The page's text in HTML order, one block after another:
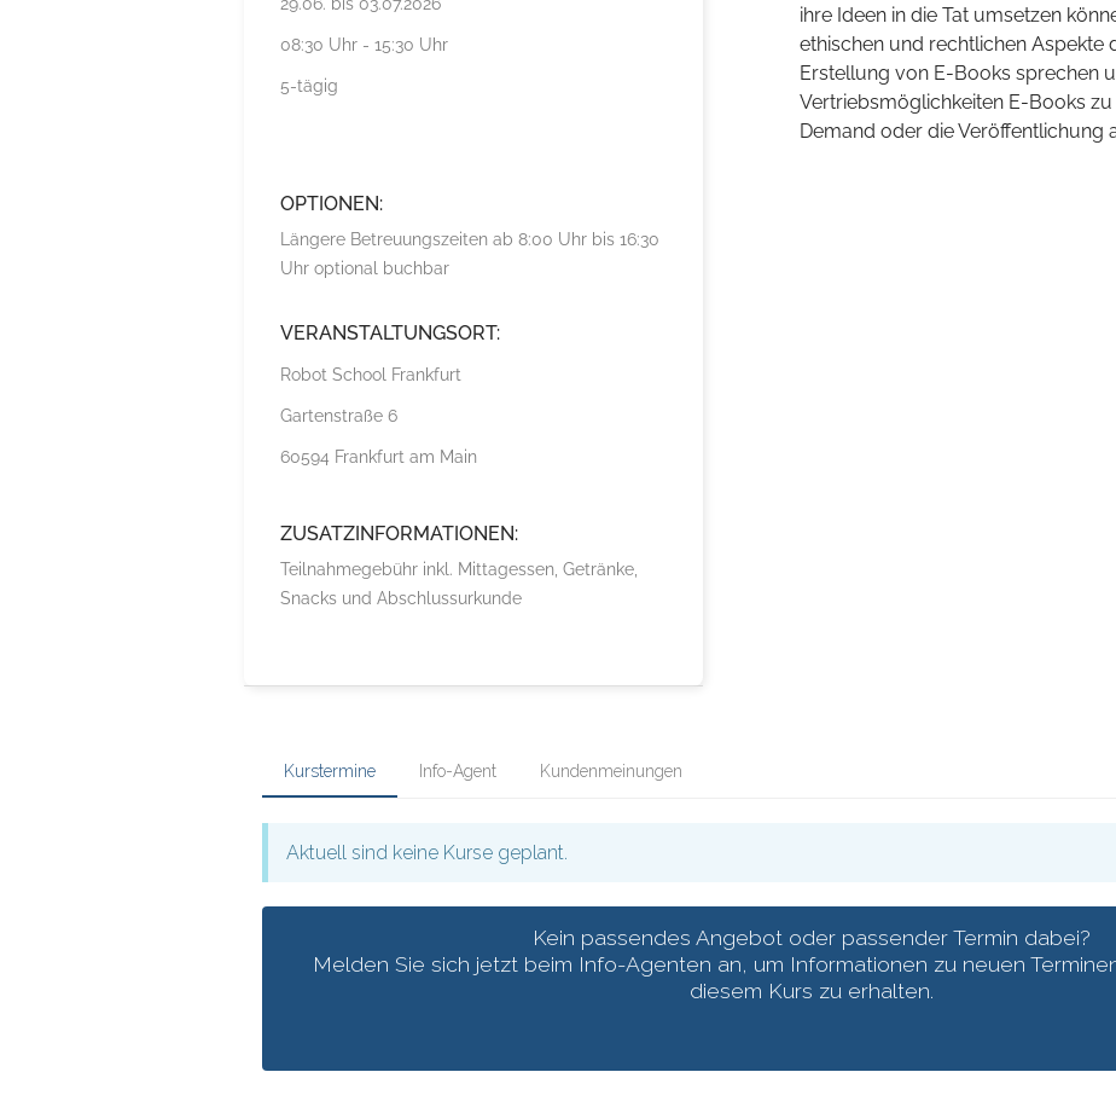
08:30 Uhr - 15:30 Uhr
5-tägig
OPTIONEN:
Längere Betreuungszeiten ab 8:00 Uhr bis 16:30
Uhr optional buchbar
VERANSTALTUNGSORT:
Robot School Frankfurt
Gartenstraße 6
60594 Frankfurt am Main
ZUSATZINFORMATIONEN:
Teilnahmegebühr inkl. Mittagessen, Getränke,
Snacks und Abschlussurkunde
ihre Ideen in die Tat umsetzen
ethischen und rechtlichen Aspekte
Erstellung von E-Books sprechen
Vertriebsmöglichkeiten E-Books
Demand oder die Veröffentlichung